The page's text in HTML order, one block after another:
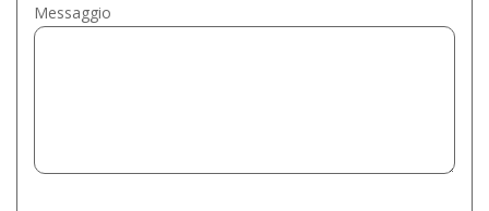
Messaggio